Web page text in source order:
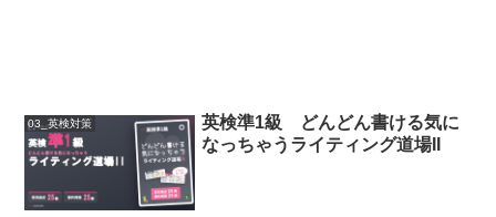
03_英検対策
英検準1級 どんどん書ける気に
なっちゃうライティング道場II